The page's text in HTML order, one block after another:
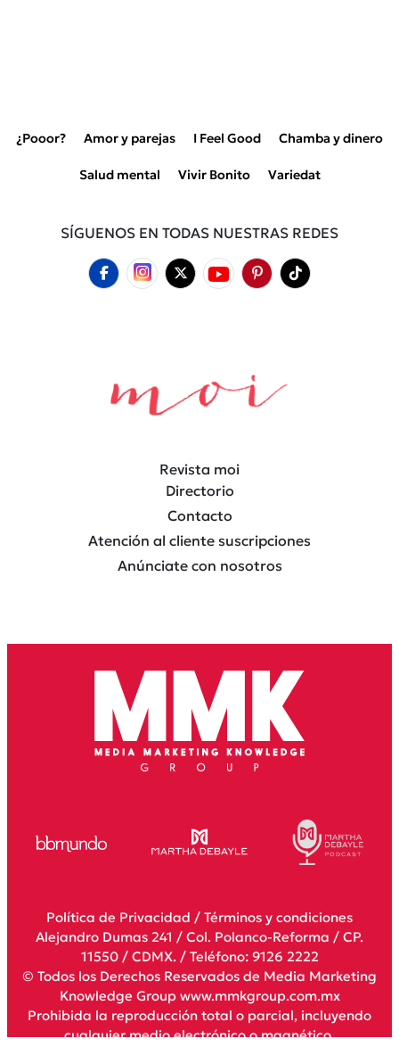
¿Pooor? Amor y parejas I Feel Good Chamba y dinero
Salud mental Vivir Bonito Variedat
SÍGUENOS EN TODAS NUESTRAS REDES
Revista moi
Directorio
Contacto
Atención al cliente suscripciones
Anúnciate con nosotros
Política de Privacidad / Términos y condiciones
Alejandro Dumas 241 / Col. Polanco-Reforma / CP.
11550 / CDMX. / Teléfono: 9126 2222
© Todos los Derechos Reservados de Media Marketing
Knowledge Group www.mmkgroup.com.mx
Prohibida la reproducción total o parcial, incluyendo
cualquier medio electrónico o magnético.